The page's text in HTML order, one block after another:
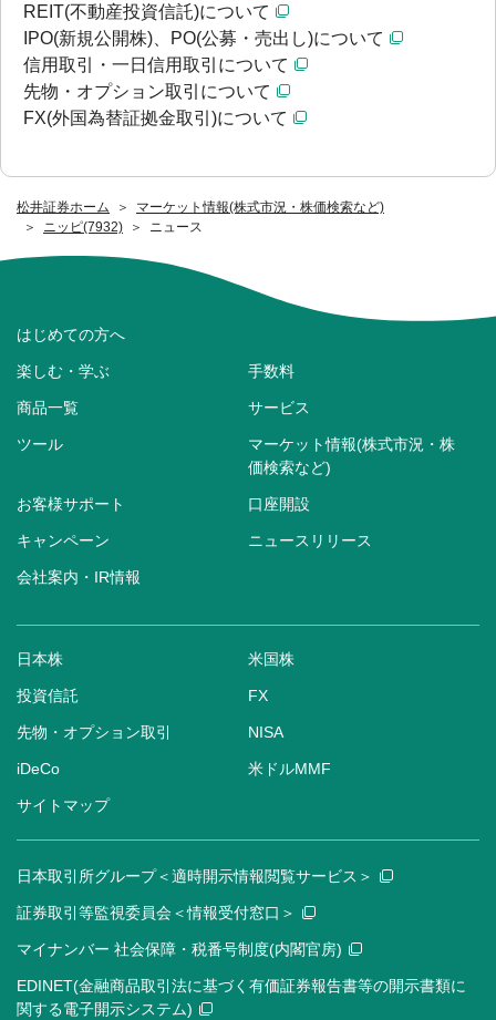
松井証券ホーム
マーケット情報(株式市況・株価検索など)
ニッピ(7932)
ニュース
REIT(不動産投資信託)について
IPO(新規公開株)、PO(公募・売出し)について
信用取引・一日信用取引について
先物・オプション取引について
FX(外国為替証拠金取引)について
はじめての方へ
楽しむ・学ぶ 手数料
商品一覧 サービス
ツール
マーケット情報(株式市況・株
価検索など)
お客様サポート 口座開設
キャンペーン ニュースリリース
会社案内・IR情報
日本株 米国株
投資信託 FX
先物・オプション取引 NISA
iDeCo 米ドルMMF
サイトマップ
日本取引所グループ＜適時開示情報閲覧サービス＞
証券取引等監視委員会＜情報受付窓口＞
マイナンバー 社会保障・税番号制度(内閣官房)
EDINET(金融商品取引法に基づく有価証券報告書等の開示書類に
関する電子開示システム)